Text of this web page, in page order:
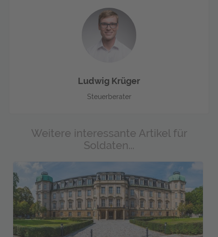
Ludwig Krüger
Steuerberater
Weitere interessante Artikel für
Soldaten...